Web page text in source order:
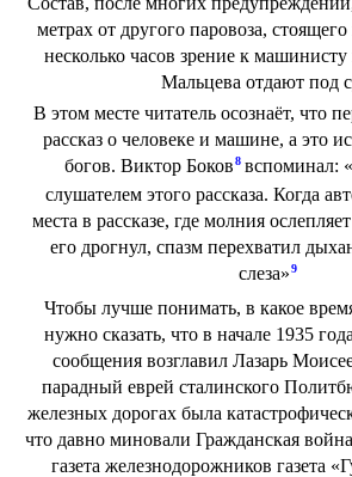
метрах от другого паровоза,
несколько часов зрение к машинисту
Мальцева отдают под
В этом месте читатель осознаёт, что
рассказ о человеке и машине, а это
богов. Виктор Боков8вспоминал:
слушателем этого рассказа. Когда
места в рассказе, где молния
его дрогнул, спазм перехватил
слеза» 9
Чтобы лучше понимать, в какое
нужно сказать, что в начале 1935
сообщения возглавил Лазарь
парадный еврей сталинского
железных дорогах была
что давно миновали Гражданская
газета железнодорожников газета